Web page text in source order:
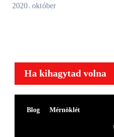
2020. október
Ha kihagytad volna
Blog Mérnöklét